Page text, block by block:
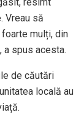
Vreau să
mulți, din
a spus acesta.
de căutări
locală au